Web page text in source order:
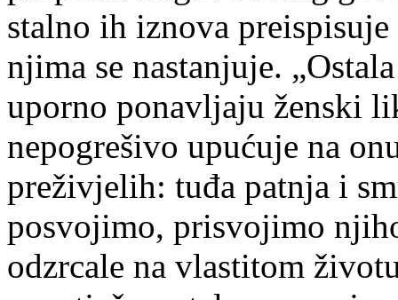
stalno ih iznova
njima se nastanjuje.
uporno ponavljaju ženski
nepogrešivo upućuje na
preživjelih: tuđa patnja i
posvojimo, prisvojimo
odzrcale na vlastitom